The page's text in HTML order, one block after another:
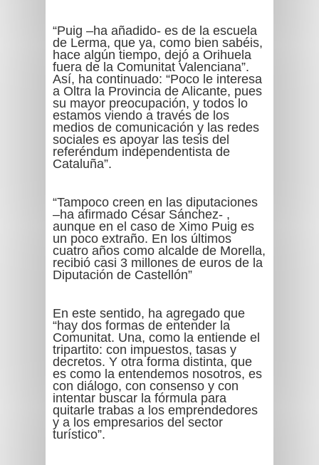
“Puig –ha añadido- es de la escuela
de Lerma, que ya, como bien sabéis,
hace algún tiempo, dejó a Orihuela
fuera de la Comunitat Valenciana”.
Así, ha continuado: “Poco le interesa
a Oltra la Provincia de Alicante, pues
su mayor preocupación, y todos lo
estamos viendo a través de los
medios de comunicación y las redes
sociales es apoyar las tesis del
referéndum independentista de
Cataluña”.
“Tampoco creen en las diputaciones
–ha afirmado César Sánchez- ,
aunque en el caso de Ximo Puig es
un poco extraño. En los últimos
cuatro años como alcalde de Morella,
recibió casi 3 millones de euros de la
Diputación de Castellón”
En este sentido, ha agregado que
“hay dos formas de entender la
Comunitat. Una, como la entiende el
tripartito: con impuestos, tasas y
decretos. Y otra forma distinta, que
es como la entendemos nosotros, es
con diálogo, con consenso y con
intentar buscar la fórmula para
quitarle trabas a los emprendedores
y a los empresarios del sector
turístico”.